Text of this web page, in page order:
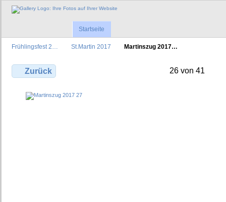
Startseite
Frühlingsfest 2… St.Martin 2017 Martinszug 2017…
Zurück 26 von 41